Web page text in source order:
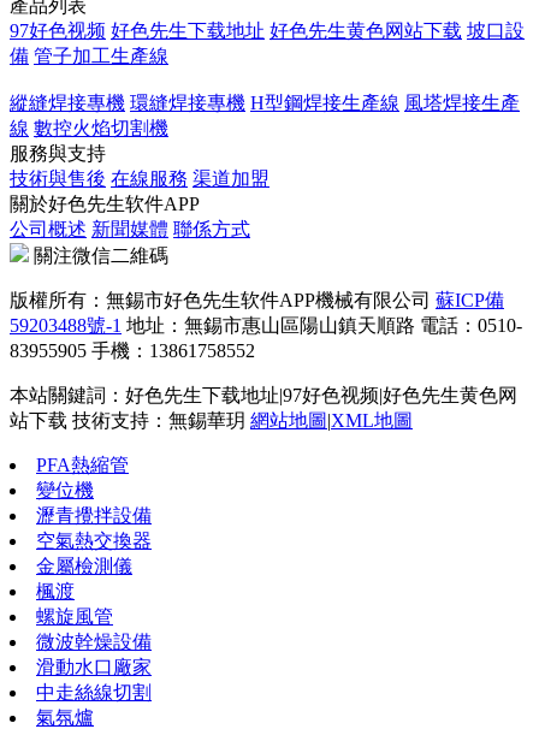
產品列表
97好色视频 好色先生下载地址 好色先生黄色网站下载 坡口設
備 管子加工生產線
縱縫焊接專機 環縫焊接專機 H型鋼焊接生產線 風塔焊接生產
線 數控火焰切割機
服務與支持
技術與售後 在線服務 渠道加盟
關於好色先生软件APP
公司概述 新聞媒體 聯係方式
關注微信二維碼
版權所有：無錫市好色先生软件APP機械有限公司 蘇ICP備
59203488號-1 地址：無錫市惠山區陽山鎮天順路 電話：0510-
83955905 手機：13861758552
本站關鍵詞：好色先生下载地址|97好色视频|好色先生黄色网
站下载 技術支持：無錫華玥 網站地圖 |XML地圖
PFA熱縮管
變位機
瀝青攪拌設備
空氣熱交換器
金屬檢測儀
楓渡
螺旋風管
微波幹燥設備
滑動水口廠家
中走絲線切割
氣氛爐